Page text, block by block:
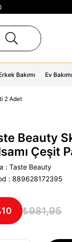
Bakımı Ev
2 Adet
Beauty
Çeşit
: Taste Beauty
: 889628172395
10 ₺981,95